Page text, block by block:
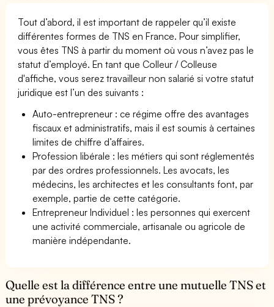
Tout d’abord, il est important de rappeler qu’il existe
différentes formes de TNS en France. Pour simplifier,
vous êtes TNS à partir du moment où vous n’avez pas le
statut d’employé. En tant que Colleur / Colleuse
d'affiche, vous serez travailleur non salarié si votre statut
juridique est l’un des suivants :
Auto-entrepreneur : ce régime offre des avantages
fiscaux et administratifs, mais il est soumis à certaines
limites de chiffre d’affaires.
Profession libérale : les métiers qui sont réglementés
par des ordres professionnels. Les avocats, les
médecins, les architectes et les consultants font, par
exemple, partie de cette catégorie.
Entrepreneur Individuel : les personnes qui exercent
une activité commerciale, artisanale ou agricole de
manière indépendante.
Quelle est la différence entre une mutuelle TNS et
une prévoyance TNS ?